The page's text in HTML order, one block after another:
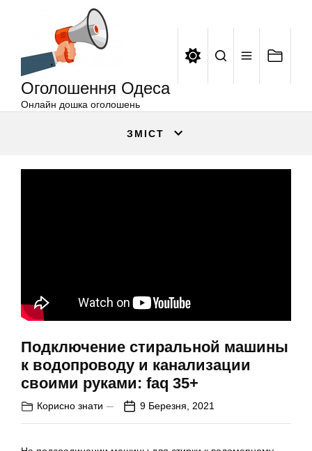
Оголошення Одеса
Онлайн дошка оголошень
ЗМІСТ
Подключение стиральной машины
к водопроводу и канализации
своими руками: faq 35+
Корисно знати 9 Березня, 2021